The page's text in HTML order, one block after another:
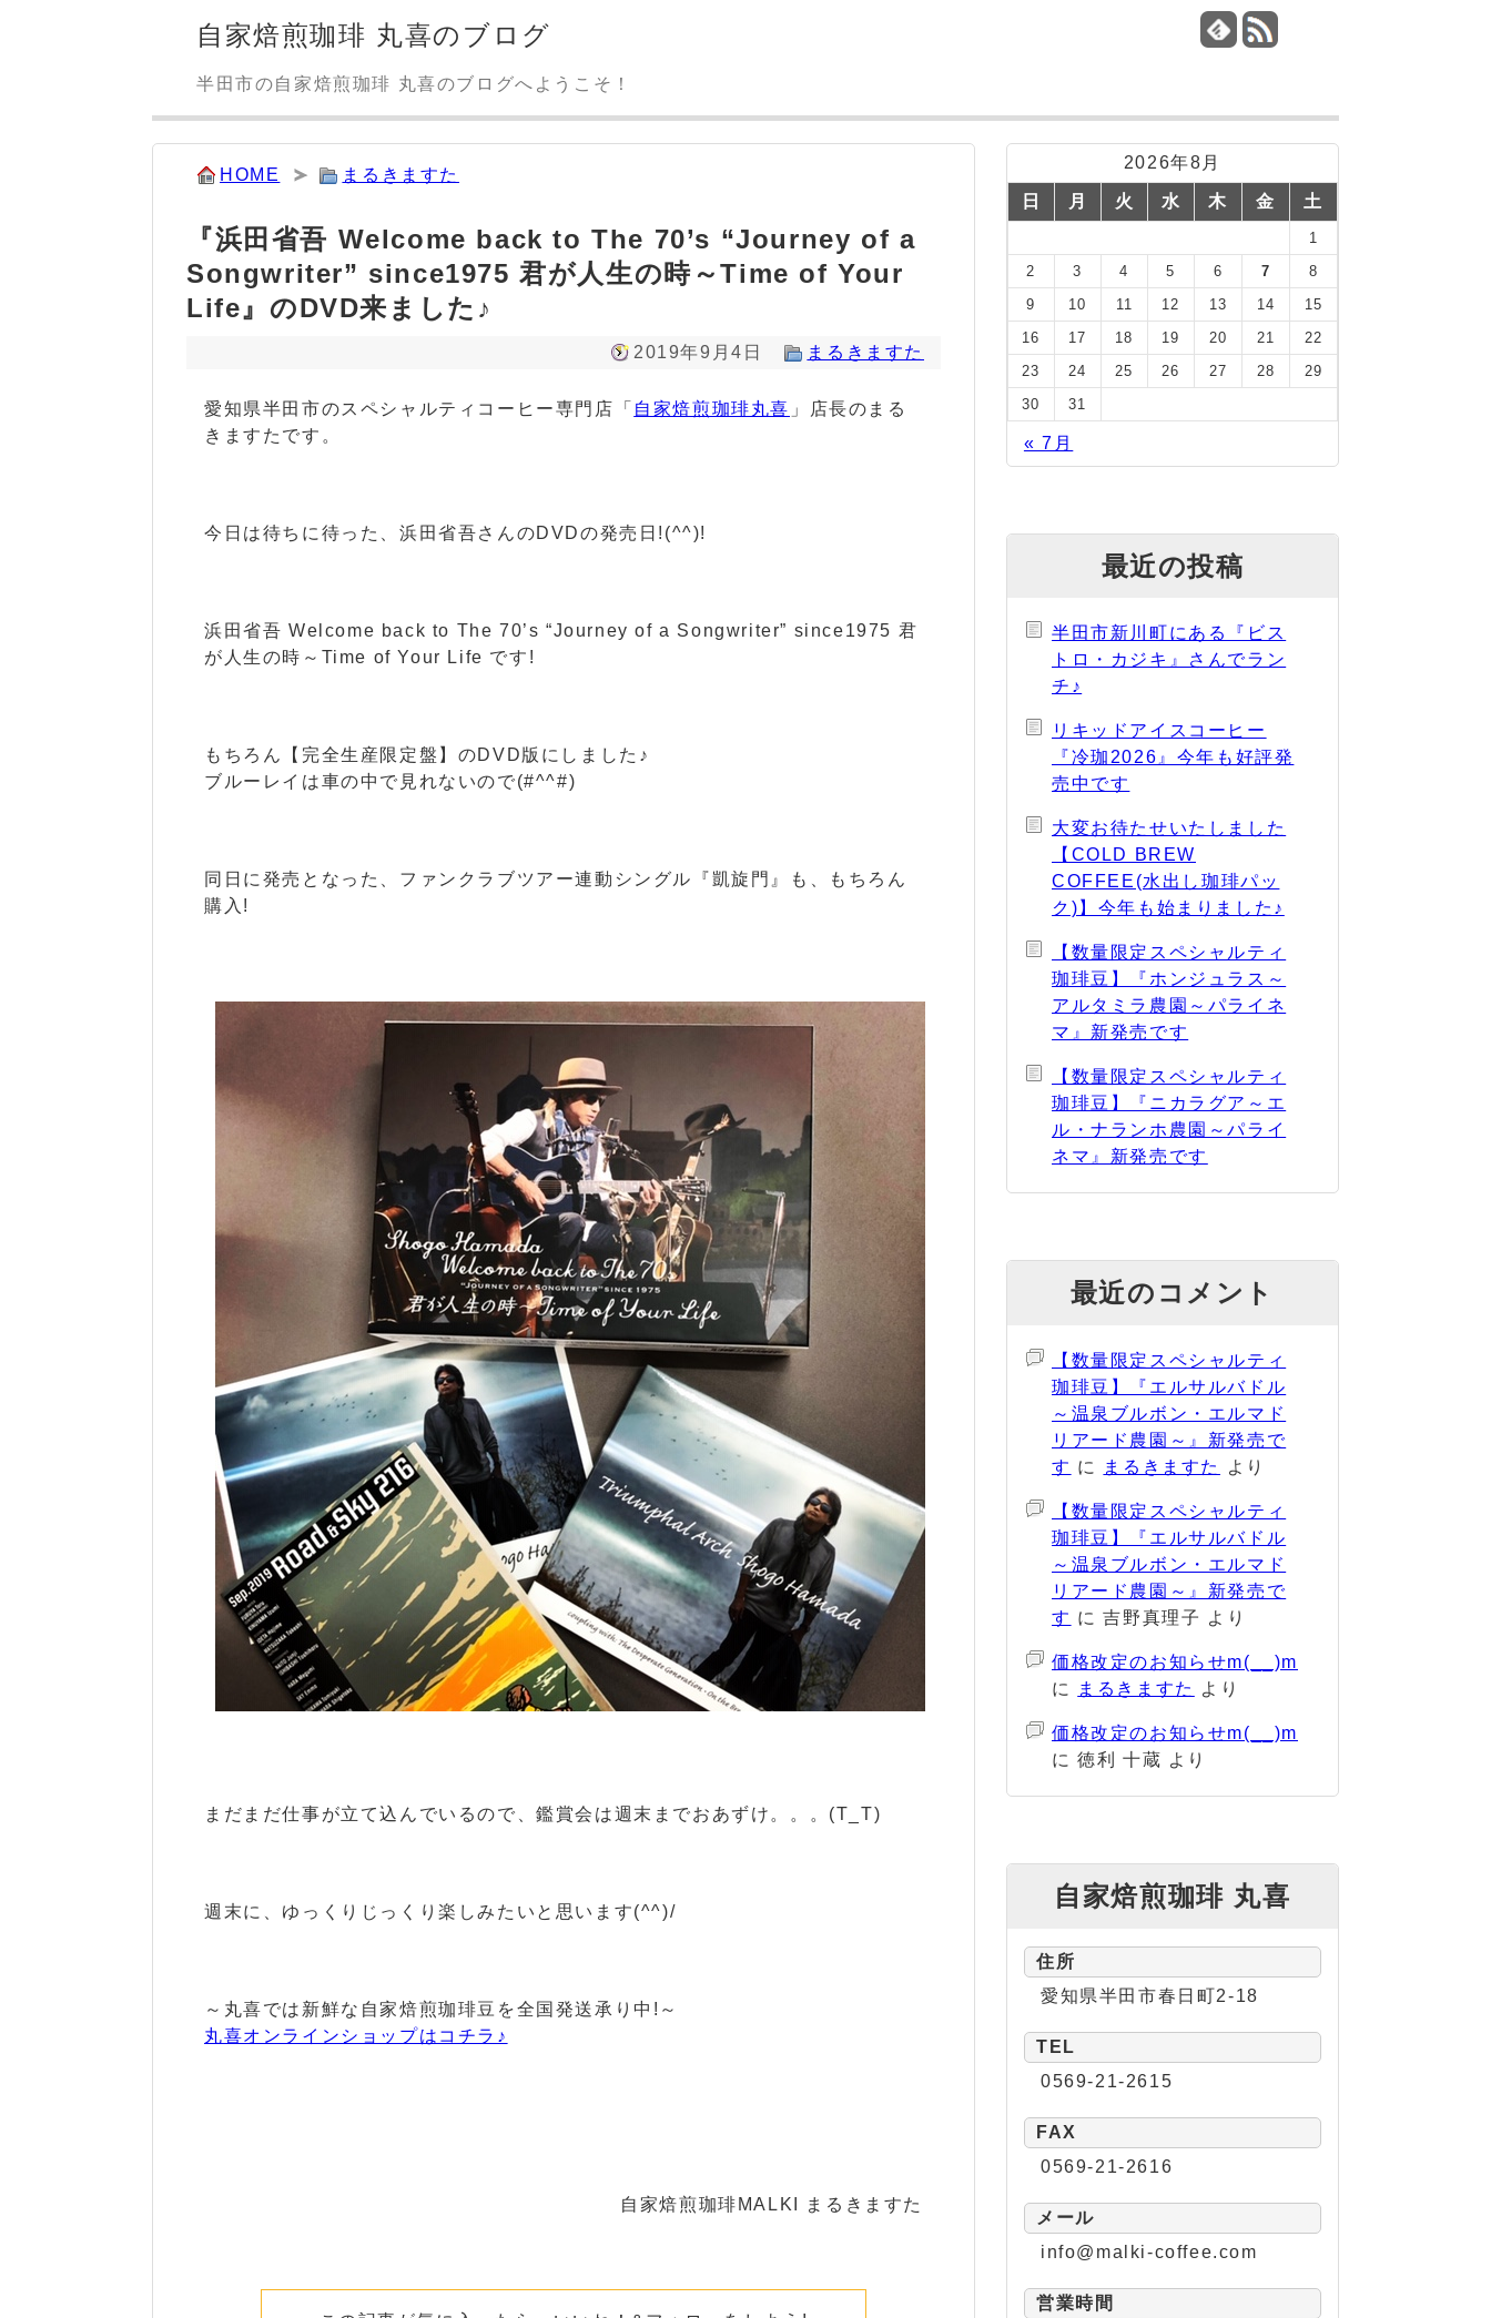
自家焙煎珈琲 丸喜のブログ
半田市の自家焙煎珈琲 丸喜のブログへようこそ！
HOME まるきますた
『浜田省吾 Welcome back to The 70’s “Journey of a
Songwriter” since1975 君が人生の時～Time of Your
Life』のDVD来ました♪
2019年9月4日 まるきますた
愛知県半田市のスペシャルティコーヒー専門店「 自家焙煎珈琲丸喜 」店長のまる
きますたです。
今日は待ちに待った、浜田省吾さんのDVDの発売日!(^^)!
浜田省吾 Welcome back to The 70’s “Journey of a Songwriter” since1975 君
が人生の時～Time of Your Life です!
もちろん【完全生産限定盤】のDVD版にしました♪
ブルーレイは車の中で見れないので(#^^#)
同日に発売となった、ファンクラブツアー連動シングル『凱旋門』も、もちろん
購入!
まだまだ仕事が立て込んでいるので、鑑賞会は週末までおあずけ。。。(T_T)
週末に、ゆっくりじっくり楽しみたいと思います(^^)/
～丸喜では新鮮な自家焙煎珈琲豆を全国発送承り中!～
丸喜オンラインショップはコチラ♪
自家焙煎珈琲MALKI まるきますた
2026年8月
日 月 火 水 木 金 土
1
2
3 4 5 6 7
8
9
10 11 12 13 14
15
16
17 18 19 20 21
22
23
24 25 26 27 28
29
30
31
« 7月
最近の投稿
半田市新川町にある『ビス
トロ・カジキ』さんでラン
チ♪
リキッドアイスコーヒー
『冷珈2026』今年も好評発
売中です
大変お待たせいたしました
【COLD BREW
COFFEE(水出し珈琲パッ
ク)】今年も始まりました♪
【数量限定スペシャルティ
珈琲豆】『ホンジュラス～
アルタミラ農園～パライネ
マ』新発売です
【数量限定スペシャルティ
珈琲豆】『ニカラグア～エ
ル・ナランホ農園～パライ
ネマ』新発売です
最近のコメント
【数量限定スペシャルティ
珈琲豆】『エルサルバドル
～温泉ブルボン・エルマド
リアード農園～』新発売で
す に まるきますた より
【数量限定スペシャルティ
珈琲豆】『エルサルバドル
～温泉ブルボン・エルマド
リアード農園～』新発売で
す に吉野真理子 より
価格改定のお知らせm(__)m
に
まるきますた より
価格改定のお知らせm(__)m
に徳利 十蔵 より
自家焙煎珈琲 丸喜
住所
愛知県半田市春日町2-18
TEL
0569-21-2615
FAX
0569-21-2616
メール
info@malki-coffee.com
営業時間